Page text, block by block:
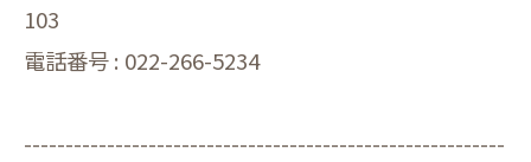
103
電話番号 : 022-266-5234
----------------------------------------------------------